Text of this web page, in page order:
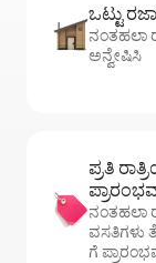
ಒಟ್ಟು
ನಂತಹಲಾ
ಅನ್ವೇಷಿಸಿ
ಪ್ರತಿ
ನಂತಹಲಾ
ವಸತಿಗಳು
ಗೆ